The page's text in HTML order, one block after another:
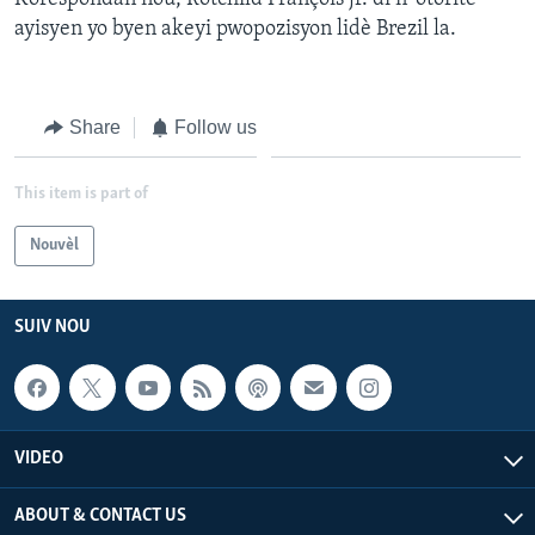
Languages
ayisyen yo byen akeyi pwopozisyon lidè Brezil la.
Share Follow us
This item is part of
Nouvèl
SUIV NOU
VIDEO
ABOUT & CONTACT US